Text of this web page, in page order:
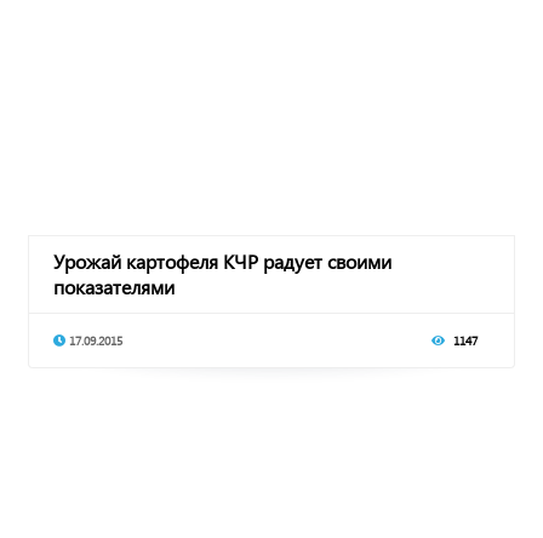
Урожай картофеля КЧР радует своими
показателями
17.09.2015 1147